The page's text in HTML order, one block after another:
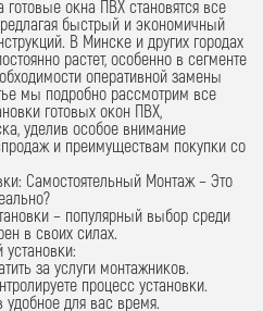
готовые окна ПВХ становятся все
быстрый и экономичный
В Минске и других городах
растет, особенно в сегменте
оперативной замены
мы подробно рассмотрим все
готовых окон ПВХ,
уделив особое внимание
и преимуществам покупки со
Самостоятельный Монтаж – Это
– популярный выбор среди
в своих силах.
за услуги монтажников.
процесс установки.
удобное для вас время.